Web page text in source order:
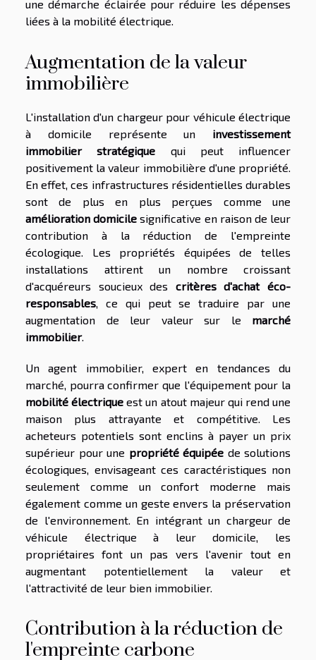
une démarche éclairée pour réduire les dépenses
liées à la mobilité électrique.
Augmentation de la valeur
immobilière
L'installation d'un chargeur pour véhicule électrique
à domicile représente un investissement
immobilier stratégique qui peut influencer
positivement la valeur immobilière d'une propriété.
En effet, ces infrastructures résidentielles durables
sont de plus en plus perçues comme une
amélioration domicile significative en raison de leur
contribution à la réduction de l'empreinte
écologique. Les propriétés équipées de telles
installations attirent un nombre croissant
d'acquéreurs soucieux des critères d'achat éco-
responsables , ce qui peut se traduire par une
augmentation de leur valeur sur le marché
immobilier.
Un agent immobilier, expert en tendances du
marché, pourra confirmer que l'équipement pour la
mobilité électrique est un atout majeur qui rend une
maison plus attrayante et compétitive. Les
acheteurs potentiels sont enclins à payer un prix
supérieur pour une propriété équipée de solutions
écologiques, envisageant ces caractéristiques non
seulement comme un confort moderne mais
également comme un geste envers la préservation
de l'environnement. En intégrant un chargeur de
véhicule électrique à leur domicile, les
propriétaires font un pas vers l'avenir tout en
augmentant potentiellement la valeur et
l'attractivité de leur bien immobilier.
Contribution à la réduction de
l'empreinte carbone